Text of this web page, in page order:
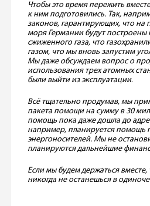
Чтобы это время пережить
к ним подготовились. Так,
законов, гарантирующих, что на
моря Германии будут
сжиженного газа, что
газом, что мы вновь запустим
Мы даже обсуждаем вопрос о
использования трех атомных
были выйти из эксплуатации.
Всё тщательно продумав, мы
пакета помощи на сумму в 30
помощь пока даже дошла до
например, планируется помощь
энергоносителей. Мы не
планируются дальнейшие
Если мы будем держаться вместе,
никогда не останешься в